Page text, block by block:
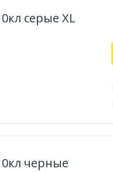
серые XL
черные